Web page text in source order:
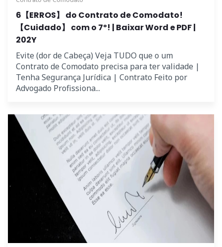
6【ERROS】 do Contrato de Comodato!
【Cuidado】 com o 7º! | Baixar Word e PDF |
202Y
Evite (dor de Cabeça) Veja TUDO que o um
Contrato de Comodato precisa para ter validade |
Tenha Segurança Jurídica | Contrato Feito por
Advogado Profissiona...